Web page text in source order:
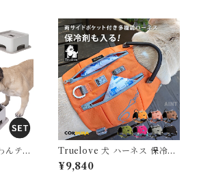
ゆった
ブラ
イモ
スイカ ドーナツ チェック柄 老
犬 介護 KM636G
テー
HARI
チブ
Truelove 犬 ハーネス 保冷剤
付き 高機能 夏 熱中症対策 暑
さ対策 ソフトハーネス コーデ
¥9,840